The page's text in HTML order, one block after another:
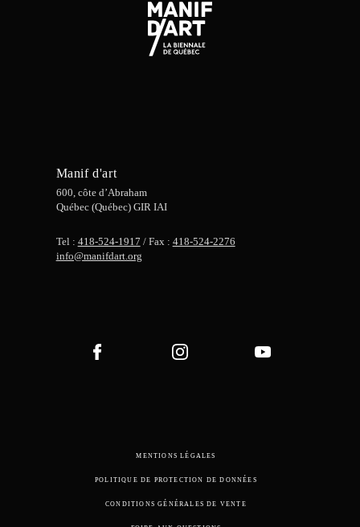
Manif d'art
600, côte d’Abraham
Québec (Québec) GIR IAI
Tel : 418-524-1917 / Fax : 418-524-2276
info@manifdart.org
MENTIONS LÉGALES
POLITIQUE DE PROTECTION DE DONNÉES
CONDITIONS GÉNÉRALES DE VENTE